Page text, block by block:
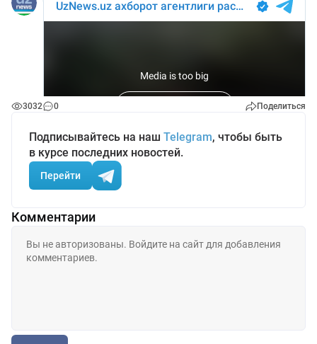
3032 0 Поделиться
Подписывайтесь на наш Telegram, чтобы быть
в курсе последних новостей.
Перейти
Комментарии